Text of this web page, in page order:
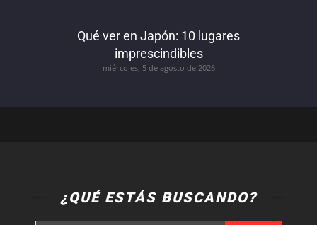
Qué ver en Japón: 10 lugares
imprescindibles
miércoles, 5 de agosto de 2026
¿QUÉ ESTÁS BUSCANDO?